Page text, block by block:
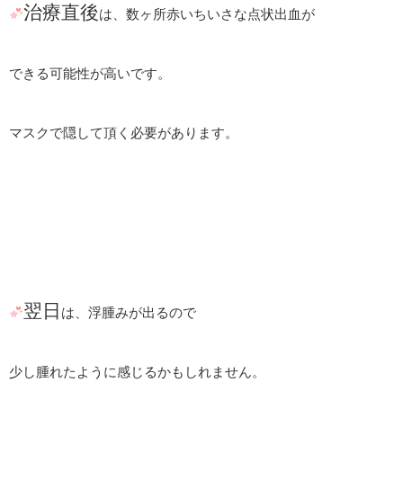
治療直後は、数ヶ所赤いちいさな点状出血が
できる可能性が高いです。
マスクで隠して頂く必要があります。
翌日 は、浮腫みが出るので
少し腫れたように感じるかもしれません。